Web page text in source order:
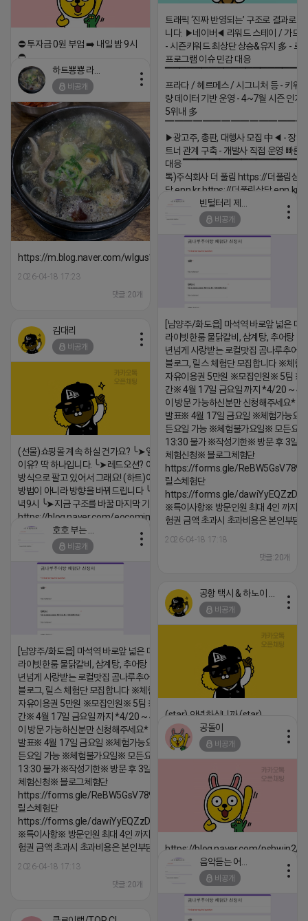
트래픽 ‘진짜 반영되는’ 구조로 결과로
니다. ▶네이버◀ 리워드 스테이 / 가드 /
- 시즌키워드 최상단 상승&유지 多 - 로
프로그램 이슈 민감 대응
▔▔▔▔▔▔▔▔▔▔▔▔▔▔▔▔▔▔ ▶
프라다 / 헤르메스 / 시그니처 등 - 키워
량 데이터 기반 운영 - 4~7월 시즌 인기
5위내 多
▶광고주, 총판, 대행사 모집 中◀ - 장기
트너 관계 구축 - 개발사 직접 운영 빠른
대응
톡)주식회사 더 풀림 https://더풀림상
담.enn.kr https://더풀림상담.enn.kr
2026-04-18 17:26
⛔️ 투자금 0원 부업 ➡️ 내일 밤 9시
⛔️
2026-04-18 17:23
하트뿅뿅 라이언
비공개
https://m.blog.naver.com/wlgus1647/224253846149
2026-04-18 17:23
댓글:20개
비공개
[남양주/화도읍] 마석역 바로앞 넓은 매
라이빗한룸 물닭갈비, 삼계탕, 추어탕 맛
년넘게 사랑받는 로컬맛집 곰나루추어
블로그, 릴스 체험단 모집합니다 ※체험
자유이용권 5만원 ※모집인원※ 5팀 ※
간※ 4월 17일 금요일 까지 *4/20 ~ 4/
이 방문 가능하신분만 신청해주세요* ※
발표※ 4월 17일 금요일 ※체험가능요
든요일 가능 ※체험불가요일※ 모든요
13:30 불가 ※작성기한※ 방문 후 3일
체험신청※ 블로그체험단
https://forms.gle/
릴스체험단
https://forms.gle/
※특이사항※ 방문인원 최대 4인 까지
험권 금액 초과시 초과비용은 본인부담
2026-04-18 17:18
댓글:20개
김대리
비공개
(선물)쇼핑몰 계속 하실 건가요? ╰➤열심히 해도 안되는
이유? 딱 하나입니다. ╰➤레드오션? 아니요! ╰➤모두 같은
방식으로 팔고 있어서 그래요! (하트)이번엔 다릅니다. ╰➤
방법이 아니라 방향을 바꿔드립니다 ╰➤4월 21일(화) 저
녁9시 ╰➤지금 구조를 바꿀 마지막 기회
https://blog.naver.com/eocomim/224250518436
2026-04-18 17:15
비공개
[남양주/화도읍] 마석역 바로앞 넓은 매장과, 프
라이빗한룸 물닭갈비, 삼계탕, 추어탕 맛집 10
년넘게 사랑받는 로컬맛집 곰나루추어탕에서
블로그, 릴스 체험단 모집합니다 ※체험메뉴※
자유이용권 5만원 ※모집인원※ 5팀 ※모집기
간※ 4월 17일 금요일 까지 *4/20 ~ 4/26 사
이 방문 가능하신분만 신청해주세요* ※체험단
발표※ 4월 17일 금요일 ※체험가능요일※ 모
든요일 가능 ※체험불가요일※ 모든요일 12 ~
13:30 불가 ※작성기한※ 방문 후 3일 이내 ※
체험신청※ 블로그체험단
https://forms.gle/ReBW5GsV789ur2Pz6
릴스체험단
https://forms.gle/dawiYyEQZzDdqf8W8
※특이사항※ 방문인원 최대 4인 까지 가능 체
험권 금액 초과시 초과비용은 본인부담입니다.
2026-04-18 17:13
댓글:20개
비공개
(star) 안녕하십니까 (star)
2026-04-18 17:12
공돌이
비공개
https://blog.naver.com/pshwin2/
2026-04-18 17:12
비공개